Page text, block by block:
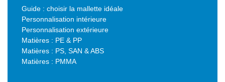
Guide : choisir la mallette idéale
Personnalisation intérieure
Personnalisation extérieure
Matières : PE & PP
Matières : PS, SAN & ABS
Matières : PMMA